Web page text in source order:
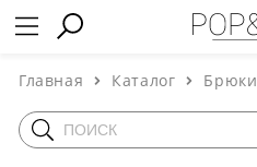
Главная Каталог Брюки